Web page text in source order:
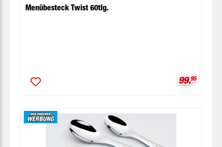
Menübesteck Twist 60tlg.
99.95